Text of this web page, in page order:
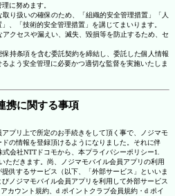
に努めます。
り扱いの確保のため、「組織的安全管理措置」「人
、「技術的安全管理措置」を講じてまいります。
クセスや漏えい、滅失、毀損等を防止するため、セ
持条項を含む委託契約を締結し、委託した個人情報
よう安全管理に必要かつ適切な監督を実施いたしま
携に関する事項
プリ上で所定のお手続きをして頂く事で、ノジマモ
の情報を登録頂けるようになりました。それに伴
会社NTTドコモから、本プライバシーポリシー1.
ただきます。尚、ノジマモバイル会員アプリの利用
供するサービス（以下、「外部サービス」といいま
ノジマモバイル会員アプリを利用して外部サービス
カウント規約、d ポイントクラブ会員規約・d ポイ